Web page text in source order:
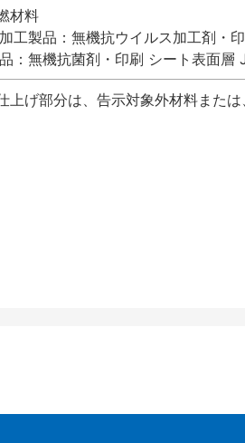
材料
工製品：無機抗ウイルス加工剤
：無機抗菌剤・印刷 シート表面層
上げ部分は、告示対象外材料ま